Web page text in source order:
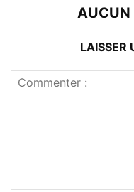
AUCUN
LAISSER